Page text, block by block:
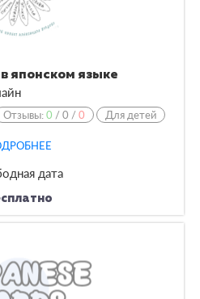
японском языке
Отзывы:0 /0 /0 Для детей
дата